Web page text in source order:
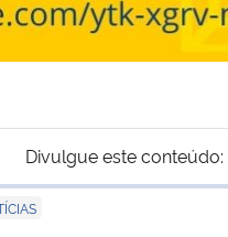
Divulgue este conteúdo: